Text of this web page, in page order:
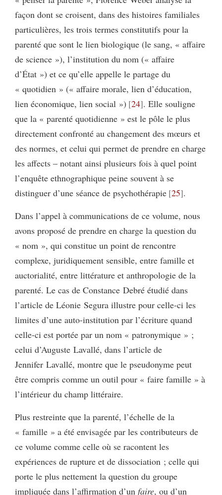
façon dont se croisent, dans des histoires familiales
particulières, les trois termes constitutifs pour la
parenté que sont le lien biologique (le sang, « affaire
de science »), l’institution du nom (« affaire
d’État ») et ce qu’elle appelle le partage du
« quotidien » (« affaire morale, lien d’éducation,
lien économique, lien social ») 24 . Elle souligne
que la « parenté quotidienne » est le pôle le plus
directement confronté au changement des mœurs et
des normes, et celui qui permet de prendre en charge
les affects – notant ainsi plusieurs fois à quel point
l’enquête ethnographique peine souvent à se
distinguer d’une séance de psychothérapie 25 .
Dans l’appel à communications de ce volume, nous
avons proposé de prendre en charge la question du
« nom », qui constitue un point de rencontre
complexe, juridiquement sensible, entre famille et
auctorialité, entre littérature et anthropologie de la
parenté. Le cas de Constance Debré étudié dans
l’article de Léonie Segura illustre pour celle-ci les
limites d’une auto-institution par l’écriture quand
celle-ci est portée par un nom « patronymique » ;
celui d’Auguste Lavallé, dans l’article de
Jennifer Lavallé, montre que le pseudonyme peut
être compris comme un outil pour « faire famille » à
l’intérieur du champ littéraire.
Plus restreinte que la parenté, l’échelle de la
« famille » a été envisagée par les contributeurs de
ce volume comme celle où se racontent les
expériences de rupture et de dissociation ; celle qui
porte le plus nettement la question du groupe
impliquée dans l’affirmation d’un faire, ou d’un